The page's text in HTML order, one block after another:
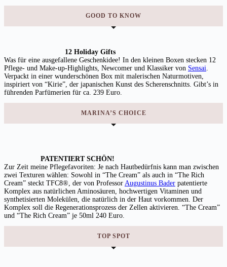
GOOD TO KNOW
12 Holiday Gifts
Was für eine ausgefallene Geschenkidee! In den kleinen Boxen stecken 12
Pflege- und Make-up-Highlights, Newcomer und Klassiker von Sensai.
Verpackt in einer wunderschönen Box mit malerischen Naturmotiven,
inspiriert von “Kirie”, der japanischen Kunst des Scherenschnitts. Gibt’s in
führenden Parfümerien für ca. 239 Euro.
MARINA’S CHOICE
PATENTIERT SCHÖN!
Zur Zeit meine Pflegefavoriten: Je nach Hautbedürfnis kann man zwischen
zwei Texturen wählen: Sowohl in “The Cream” als auch in “The Rich
Cream” steckt TFC8®, der von Professor Augustinus Bader patentierte
Komplex aus natürlichen Aminosäuren, hochwertigen Vitaminen und
synthetisierten Molekülen, die natürlich in der Haut vorkommen. Der
Komplex soll die Regenerationsprozess der Zellen aktivieren. “The Cream”
und “The Rich Cream” je 50ml 240 Euro.
TOP SPOT